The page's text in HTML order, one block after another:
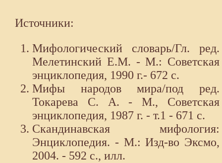
Источники:
Мифологический словарь/Гл. ред.
Мелетинский Е.М. - М.: Советская
энциклопедия, 1990 г.- 672 с.
Мифы народов мира/под ред.
Токарева С. А. - М., Советская
энциклопедия, 1987 г. - т.1 - 671 с.
Скандинавская мифология:
Энциклопедия. - М.: Изд-во Эксмо,
2004. - 592 с., илл.